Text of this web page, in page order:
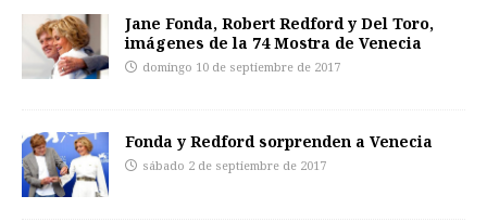
Jane Fonda, Robert Redford y Del Toro,
imágenes de la 74 Mostra de Venecia
domingo 10 de septiembre de 2017
Fonda y Redford sorprenden a Venecia
sábado 2 de septiembre de 2017